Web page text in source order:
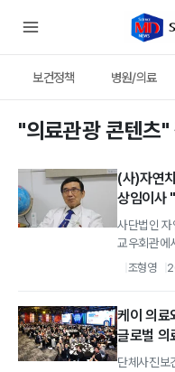
보건정책 병원/의료
"의료관광 콘텐츠"
(사)자연
상임이사
헬스투어
사단법인
교우회관에
의료관광
조형영
케이 의료
글로벌 의
단체사진보